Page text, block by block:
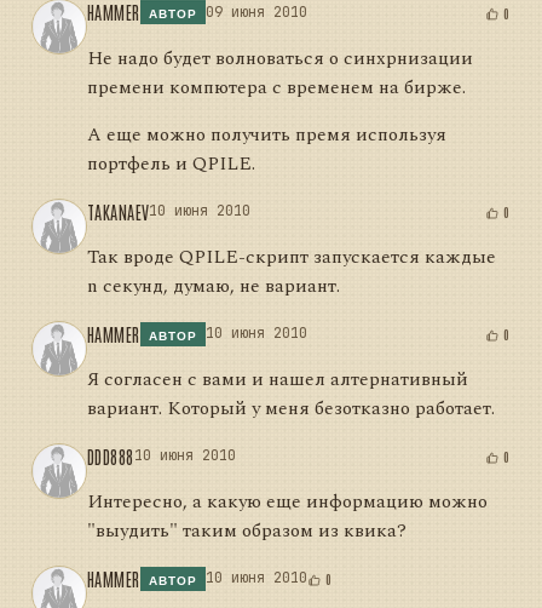
HAMMER АВТОР 09 июня 2010 0
Не надо будет волноваться о синхрнизации
премени компютера с временем на бирже.
А еще можно получить премя используя
портфель и QPILE.
TAKANAEV10 июня 2010 0
Так вроде QPILE-скрипт запускается каждые
n секунд, думаю, не вариант.
HAMMER АВТОР 10 июня 2010 0
Я согласен с вами и нашел алтернативный
вариант. Который у меня безотказно работает.
DDD88810 июня 2010 0
Интересно, а какую еще информацию можно
"выудить" таким образом из квика?
HAMMER АВТОР 10 июня 2010 0